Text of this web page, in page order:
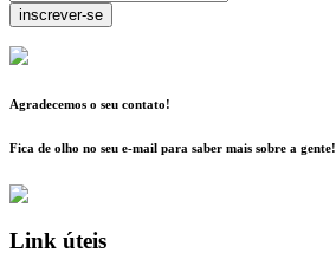
inscrever-se
Agradecemos o seu contato!
Fica de olho no seu e-mail para saber mais sobre a gente!
Link úteis